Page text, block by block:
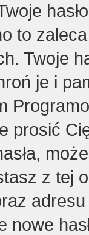
to
Twoje
je i
prosić
z tej
nowe